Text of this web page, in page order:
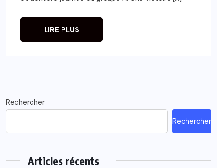
LIRE PLUS
Rechercher
Rechercher
Articles récents